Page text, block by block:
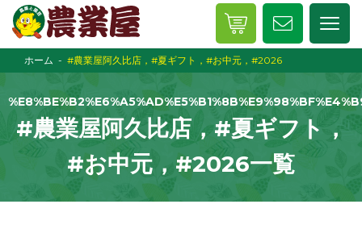
ホーム #農業屋阿久比店，#夏ギフト，#お中元，#2026
#農業屋阿久比店，#夏ギフト，
#お中元，#2026一覧